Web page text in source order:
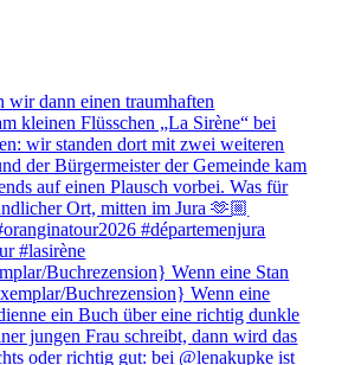
Buchrezension} Wenn eine Stan